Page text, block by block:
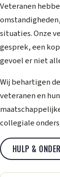
Veteranen
situaties. Onze
gesprek, een
gevoel er niet
Wij behartigen
veteranen en
collegiale
HULP &